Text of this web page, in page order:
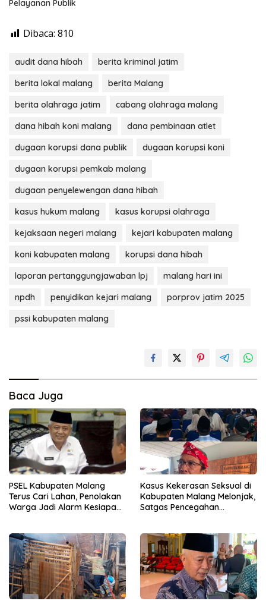
Pelayanan Publik
Dibaca: 810
audit dana hibah
berita kriminal jatim
berita lokal malang
berita Malang
berita olahraga jatim
cabang olahraga malang
dana hibah koni malang
dana pembinaan atlet
dugaan korupsi dana publik
dugaan korupsi koni
dugaan korupsi pemkab malang
dugaan penyelewengan dana hibah
kasus hukum malang
kasus korupsi olahraga
kejaksaan negeri malang
kejari kabupaten malang
koni kabupaten malang
korupsi dana hibah
laporan pertanggungjawaban lpj
malang hari ini
npdh
penyidikan kejari malang
porprov jatim 2025
pssi kabupaten malang
Baca Juga
PSEL Kabupaten Malang
Terus Cari Lahan, Penolakan
Warga Jadi Alarm Kesiapan
Kasus Kekerasan Seksual di
Kabupaten Malang Melonjak,
Satgas Pencegahan